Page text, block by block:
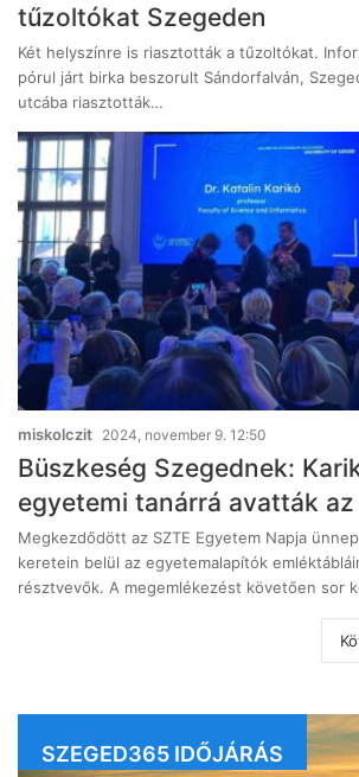
tűzoltókat Szegeden
Két helyszínre is riasztották a tűzoltókat.
pórul járt birka beszorult Sándorfalván,
utcába riasztották…
miskolczit 2024, november 9. 12:50
Büszkeség Szegednek:
egyetemi tanárrá avatták az
Megkezdődött az SZTE Egyetem Napja
keretein belül az egyetemalapítók
résztvevők. A megemlékezést követően sor
SZEGED365 IDŐJÁRÁS